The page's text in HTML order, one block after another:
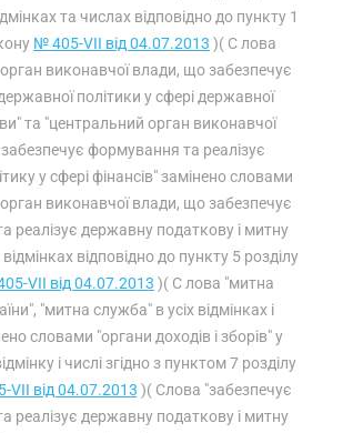
та числах відповідно до пункту 1
№ 405-VII від 04.07.2013 )( С лова
виконавчої влади, що забезпечує
політики у сфері державної
та "центральний орган виконавчої
формування та реалізує
у сфері фінансів" замінено словами
виконавчої влади, що забезпечує
реалізує державну податкову і митну
відмінках відповідно до пункту 5 розділу
VII від 04.07.2013 )( С лова "митна
"митна служба" в усіх відмінках і
словами "органи доходів і зборів" у
і числі згідно з пунктом 7 розділу
VII від 04.07.2013 )( Слова "забезпечує
реалізує державну податкову і митну